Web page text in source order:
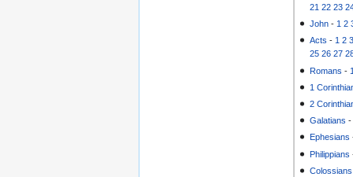
21 22 23
John - 1 2
Acts -1 2
25 26 27
Romans -
1
2
Galatians
Ephesians
Philippians
Colossians